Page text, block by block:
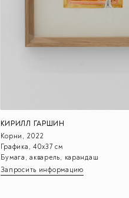
КИРИЛЛ ГАРШИН
Корни, 2022
Графика, 40х37 см
Бумага, акварель, карандаш
Запросить информацию